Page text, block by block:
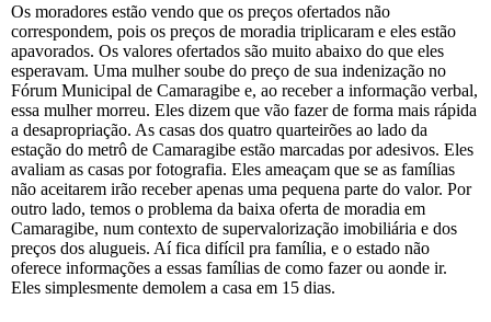
Os moradores estão vendo que os preços ofertados não
correspondem, pois os preços de moradia triplicaram e eles estão
apavorados. Os valores ofertados são muito abaixo do que eles
esperavam. Uma mulher soube do preço de sua indenização no
Fórum Municipal de Camaragibe e, ao receber a informação verbal,
essa mulher morreu. Eles dizem que vão fazer de forma mais rápida
a desapropriação. As casas dos quatro quarteirões ao lado da
estação do metrô de Camaragibe estão marcadas por adesivos. Eles
avaliam as casas por fotografia. Eles ameaçam que se as famílias
não aceitarem irão receber apenas uma pequena parte do valor. Por
outro lado, temos o problema da baixa oferta de moradia em
Camaragibe, num contexto de supervalorização imobiliária e dos
preços dos alugueis. Aí fica difícil pra família, e o estado não
oferece informações a essas famílias de como fazer ou aonde ir.
Eles simplesmente demolem a casa em 15 dias.